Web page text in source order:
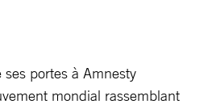
ses portes à Amnesty
mondial rassemblant